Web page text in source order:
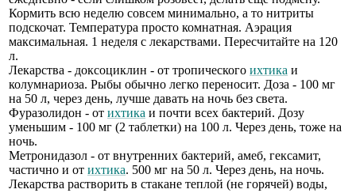
Кормить всю неделю совсем минимально, а то нитриты
подскочат. Температура просто комнатная. Аэрация
максимальная. 1 неделя с лекарствами. Пересчитайте на 120
л.
Лекарства - доксоциклин - от тропического ихтика и
колумнариоза. Рыбы обычно легко переносит. Доза - 100 мг
на 50 л, через день, лучше давать на ночь без света.
Фуразолидон - от ихтика и почти всех бактерий. Дозу
уменьшим - 100 мг (2 таблетки) на 100 л. Через день, тоже на
ночь.
Метронидазол - от внутренних бактерий, амеб, гексамит,
частично и от ихтика. 500 мг на 50 л. Через день, на ночь.
Лекарства растворить в стакане теплой (не горячей) воды,